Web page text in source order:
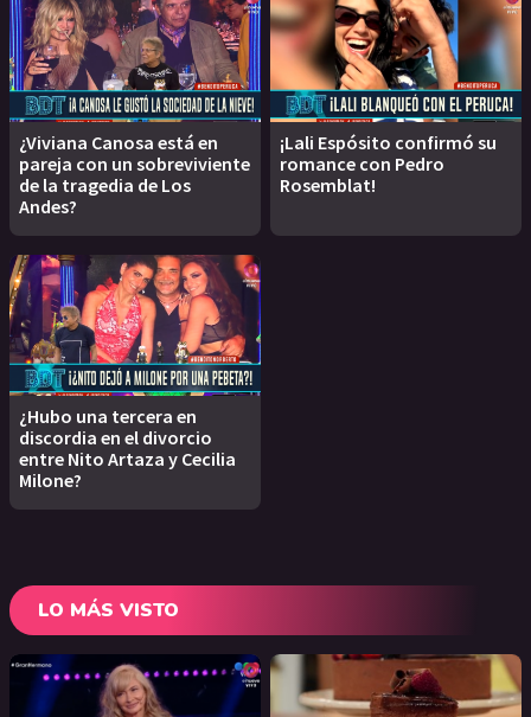
¿Viviana Canosa está en
pareja con un sobreviviente
de la tragedia de Los
Andes?
¡Lali Espósito confirmó su
romance con Pedro
Rosemblat!
¿Hubo una tercera en
discordia en el divorcio
entre Nito Artaza y Cecilia
Milone?
LO MÁS VISTO